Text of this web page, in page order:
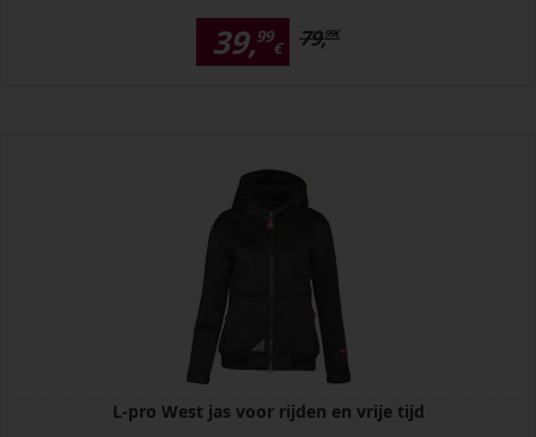
39,99
€ 79,99€
L-pro West jas voor rijden en vrije tijd